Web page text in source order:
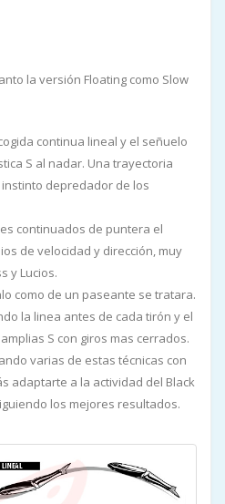
la versión Floating como Slow
continua lineal y el señuelo
S al nadar. Una trayectoria
depredador de los
continuados de puntera el
de velocidad y dirección, muy
y Lucios.
como de un paseante se tratara.
la linea antes de cada tirón y el
S con giros mas cerrados.
varias de estas técnicas con
adaptarte a la actividad del Black
los mejores resultados.